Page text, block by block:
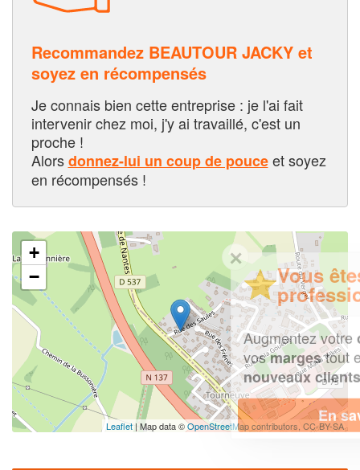
Recommandez BEAUTOUR JACKY et
soyez en récompensés
Je connais bien cette entreprise : je l'ai fait
intervenir chez moi, j'y ai travaillé, c'est un
proche !
Alorsdonnez-lui un coup de pouceet soyez
en récompensés !
+
−
Leaflet | Map data ©OpenStreetMap contributors, CC-BY-SA
✕
Vous êtes un
professionnel ?
Augmentez votrechiffre d'affaireset
vosmargestout en gagnant de
nouveaux clients!
En savoir plus